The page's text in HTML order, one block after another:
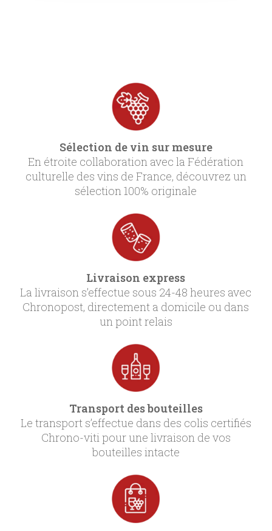
Sélection de vin sur mesure
En étroite collaboration avec la Fédération
culturelle des vins de France, découvrez un
sélection 100% originale
Livraison express
La livraison s’effectue sous 24-48 heures avec
Chronopost, directement a domicile ou dans
un point relais
Transport des bouteilles
Le transport s’effectue dans des colis certifiés
Chrono-viti pour une livraison de vos
bouteilles intacte